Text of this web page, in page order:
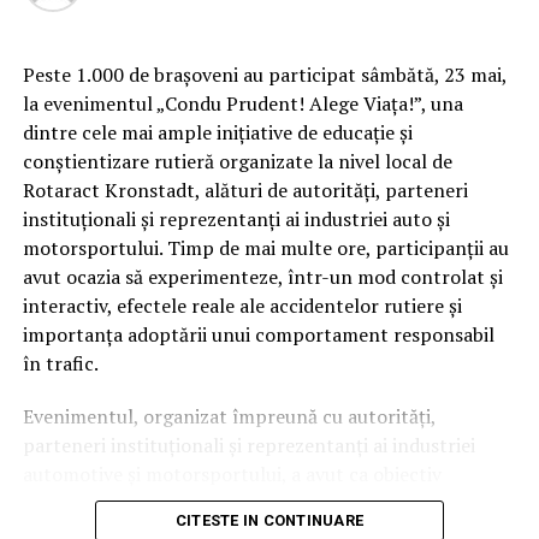
statutului de către
președinta organizației
județene Cătălina Bozianu
devine un moft
Azi, 15 octombrie, la Ploiesti are loc o asa zisa
„regionala” a celor care au creat un adevarat „puci”
in PMP, la Ploiesti, pe ascuns, fara presa, o adunare
doar de ei stiuta ca locatie (ca la ” teatru”)!. Spune
mult, nu?
Cum știu dacă am obezitate? Rolul IMC și al
evaluării medicale
Deși Indicele de Masă Corporală (IMC) este utilizat
frecvent pentru clasificarea
Medicul poate lua în considerare raportul talie–
înălțime, impactul asupra sănătății, calitatea vieții,
că doar 20% dintre românii care trăiesc cu obezitate se
Peste 1.000 de brașoveni au participat sâmbătă, 23 mai,
la evenimentul „Condu Prudent! Alege Viața!”, una
dintre cele mai ample inițiative de educație și
conștientizare rutieră organizate la nivel local de
Rotaract Kronstadt, alături de autorități, parteneri
instituționali și reprezentanți ai industriei auto și
motorsportului. Timp de mai multe ore, participanții au
avut ocazia să experimenteze, într-un mod controlat și
interactiv, efectele reale ale accidentelor rutiere și
importanța adoptării unui comportament responsabil
în trafic.
Evenimentul, organizat împreună cu autorități,
parteneri instituționali și reprezentanți ai industriei
principal transformarea prevenției într-o experiență
practică și accesibilă publicului larg.
CITESTE IN CONTINUARE